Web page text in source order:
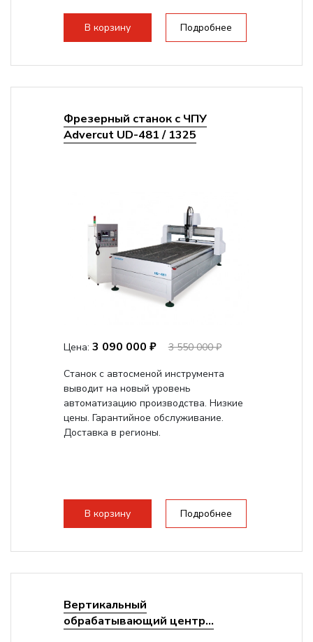
В корзину Подробнее
Фрезерный станок с ЧПУ
Advercut UD-481 / 1325
Цена: 3 090 000 ₽
3 550 000 ₽
Станок с автосменой инструмента
выводит на новый уровень
автоматизацию производства. Низкие
цены. Гарантийное обслуживание.
Доставка в регионы.
В корзину Подробнее
Вертикальный
обрабатывающий центр...